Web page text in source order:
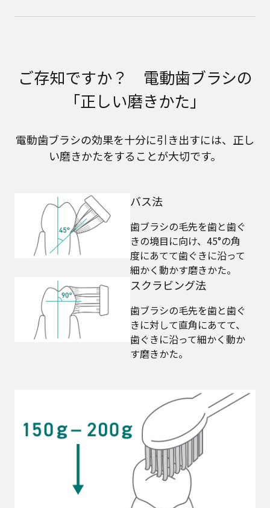
ご存知ですか？ 電動歯ブラシの
「正しい磨きかた」
電動歯ブラシの効果を十分に引き出すには、正し
い磨きかたをすることが大切です。
バス法
歯ブラシの毛先を歯と歯ぐ
きの境目に向け、45°の角
度にあてて歯ぐきに沿って
細かく動かす磨きかた。
スクラビング法
歯ブラシの毛先を歯と歯ぐ
きに対して直角にあてて、
歯ぐきに沿って細かく動か
す磨きかた。